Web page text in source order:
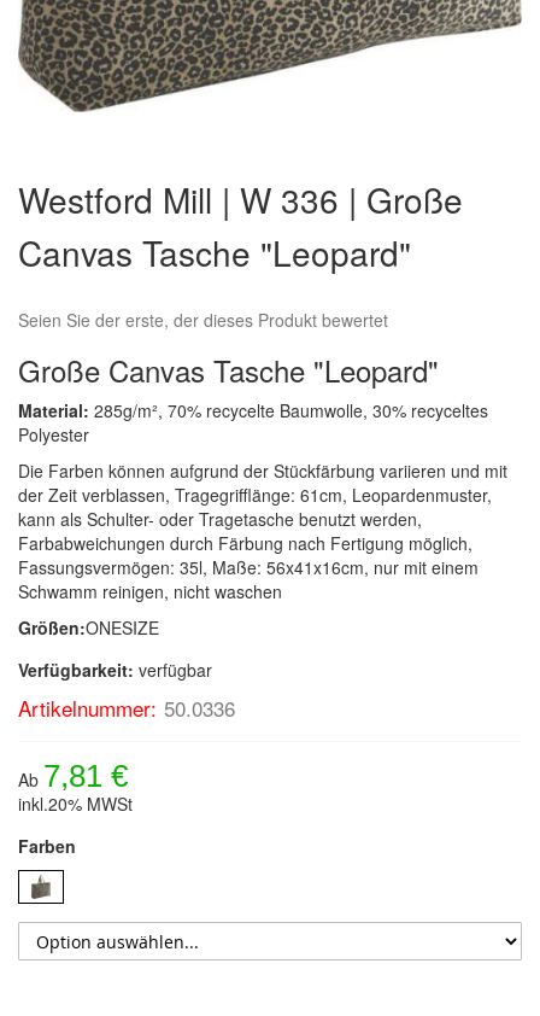
der
Bildergalerie
springen
Westford Mill | W 336 | Große
Canvas Tasche "Leopard"
Seien Sie der erste, der dieses Produkt bewertet
Große Canvas Tasche "Leopard"
Material: 285g/m², 70% recycelte Baumwolle, 30% recyceltes
Polyester
Die Farben können aufgrund der Stückfärbung variieren und mit
der Zeit verblassen, Tragegrifflänge: 61cm, Leopardenmuster,
kann als Schulter- oder Tragetasche benutzt werden,
Farbabweichungen durch Färbung nach Fertigung möglich,
Fassungsvermögen: 35l, Maße: 56x41x16cm, nur mit einem
Schwamm reinigen, nicht waschen
Größen:ONESIZE
Verfügbarkeit: verfügbar
Artikelnummer: 50.0336
Ab 7,81 €
inkl.20% MWSt
Farben